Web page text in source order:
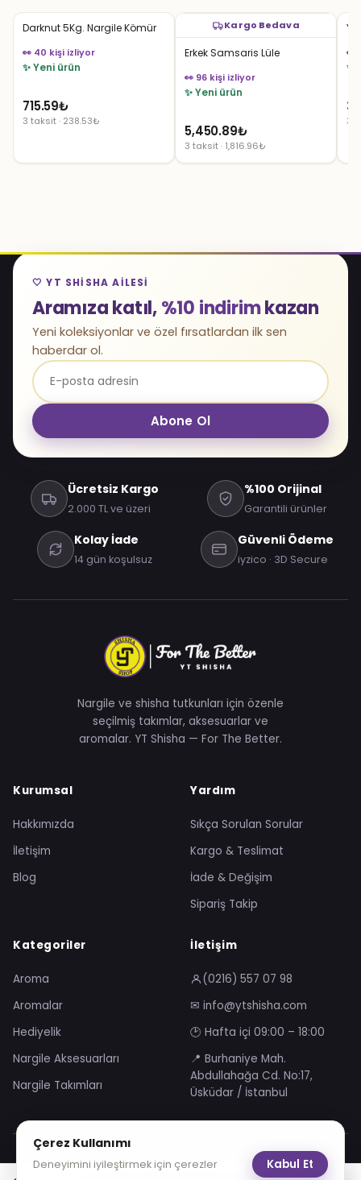
Darknut 5Kg. Nargile Kömür
👀 40 kişi izliyor
✨ Yeni ürün
715.59₺
3 taksit · 238.53₺
Kargo Bedava
Erkek Samsaris Lüle
👀 96 kişi izliyor
✨ Yeni ürün
5,450.89₺
3 taksit · 1,816.96₺
👀
✨
3
🤍 YT SHISHA AILESI
Aramıza katıl,%10 indirimkazan
Yeni koleksiyonlar ve özel fırsatlardan ilk sen
haberdar ol.
Abone Ol
Ücretsiz Kargo
2.000 TL ve üzeri
%100 Orijinal
Garantili ürünler
Kolay İade
14 gün koşulsuz
Güvenli Ödeme
iyzico · 3D Secure
Nargile ve shisha tutkunları için özenle
seçilmiş takımlar, aksesuarlar ve
aromalar. YT Shisha — For The Better.
Kurumsal
Hakkımızda
İletişim
Blog
Yardım
Sıkça Sorulan Sorular
Kargo & Teslimat
İade & Değişim
Sipariş Takip
Kategoriler
Aroma
Aromalar
Hediyelik
Nargile Aksesuarları
Nargile Takımları
İletişim
(0216) 557 07 98
✉ info@ytshisha.com
🕑 Hafta içi 09:00 – 18:00
📍 Burhaniye Mah.
Abdullahağa Cd. No:17,
Üsküdar / İstanbul
Mesafeli Satış SözleşmesiGizlilik Sözleşmesi
KVKK Aydınlatma Metni
Çerez Politikası
Çerez Kullanımı
Deneyimini iyileştirmek için çerezler
Kabul Et